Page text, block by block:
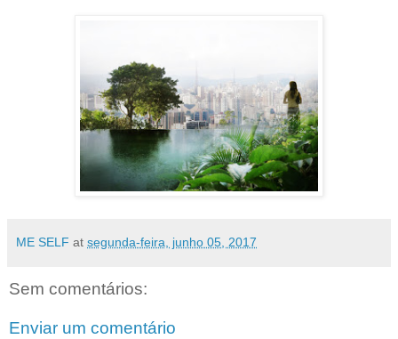
ME SELF at segunda-feira, junho 05, 2017
Sem comentários:
Enviar um comentário